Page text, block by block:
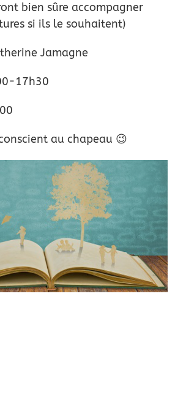
bien sûre accompagner
si ils le souhaitent)
Jamagne
17h30
au chapeau 😉